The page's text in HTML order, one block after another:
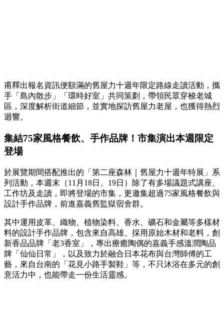
甫釋出報名資訊便額滿的舊屋力十週年限定路線走讀活動，攜
手「島內散步」「環時好室」共同策劃，帶領民眾穿梭老城
區，深度解析街道細節，並實地探訪舊屋力老屋，也獲得熱烈
迴響。
集結75家風格餐飲、手作品牌！市集演出本週限定
登場
於展覽期間搭配推出的「第二座森林｜舊屋力十週年特展」系
列活動，本週末（11月18日、19日）除了有多場議題式講座、
工作坊及走讀，即將登場的市集，更邀集超過75家風格餐飲與
設計手作品牌，前進嘉義舊監獄宿舍群。
其中運用皮革、織物、植物染料、香水、礦石和金屬等多樣材
料的設計手作品牌，包含來自高雄、採用原始木材和老料，創
新香品品牌「老3香室」，專出療癒陶偶的嘉義手感溫潤陶品
牌「仙仙日常」，以及致力於融合日本花布與台灣師傅的工
藝，來自台南的「花見小路手製鞋」等，不只沐浴在多元的創
意活力中，也能帶走一份生活靈感。